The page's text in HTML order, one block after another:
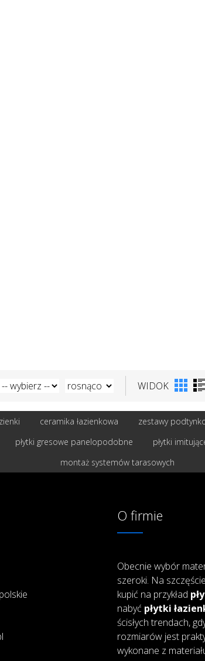
WIDOK
ceramika łazienkowa zestawy
płytki gresowe panelopodobne płytki
montaż systemów tarasowych
O firmie
Obecnie wybór
szeroki. Na
kupić na przykład
nabyć płytki
ścisłych trendach,
rozmiarów jest
wykonane z